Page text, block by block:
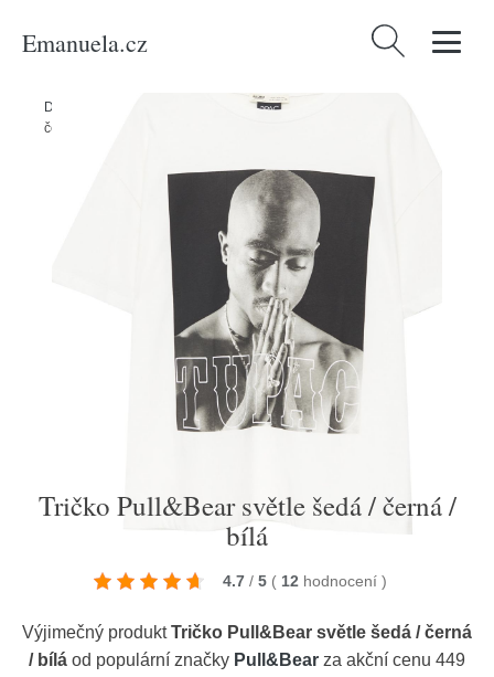
Emanuela.cz Vyhledávání
Domů /Tričko Pull&Bear světle šedá /
černá / bílá
Tričko Pull&Bear světle šedá / černá /
bílá
4.7 / 5 ( 12 hodnocení )
Výjimečný produktTričko Pull&Bear světle šedá / černá
/ bílá od populární značky Pull&Bear za akční cenu 449